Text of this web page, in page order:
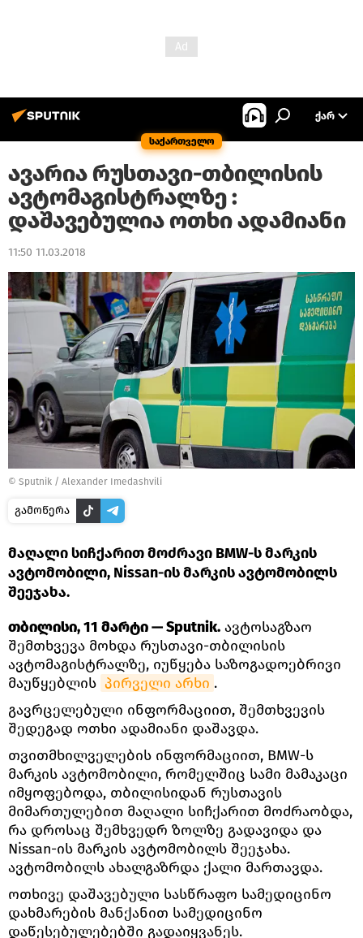
საქართველო
ᲥᲐᲠ
ავარია რუსთავი-თბილისის
ავტომაგისტრალზე :
დაშავებულია ოთხი ადამიანი
11:50 11.03.2018
© Sputnik / Alexander Imedashvili
გამოწერა
მაღალი სიჩქარით მოძრავი BMW-ს მარკის
ავტომობილი, Nissan-ის მარკის ავტომობილს
შეეჯახა.
თბილისი, 11 მარტი — Sputnik. ავტოსაგზაო
შემთხვევა მოხდა რუსთავი-თბილისის
ავტომაგისტრალზე, იუწყება საზოგადოებრივი
მაუწყებლის პირველი არხი .
გავრცელებული ინფორმაციით, შემთხვევის
შედეგად ოთხი ადამიანი დაშავდა.
თვითმხილველების ინფორმაციით, BMW-ს
მარკის ავტომობილი, რომელშიც სამი მამაკაცი
იმყოფებოდა, თბილისიდან რუსთავის
მიმართულებით მაღალი სიჩქარით მოძრაობდა,
რა დროსაც შემხვედრ ზოლზე გადავიდა და
Nissan-ის მარკის ავტომობილს შეეჯახა.
ავტომობილს ახალგაზრდა ქალი მართავდა.
ოთხივე დაშავებული სასწრაფო სამედიცინო
დახმარების მანქანით სამედიცინო
დაწესებულებებში გადაიყვანეს.